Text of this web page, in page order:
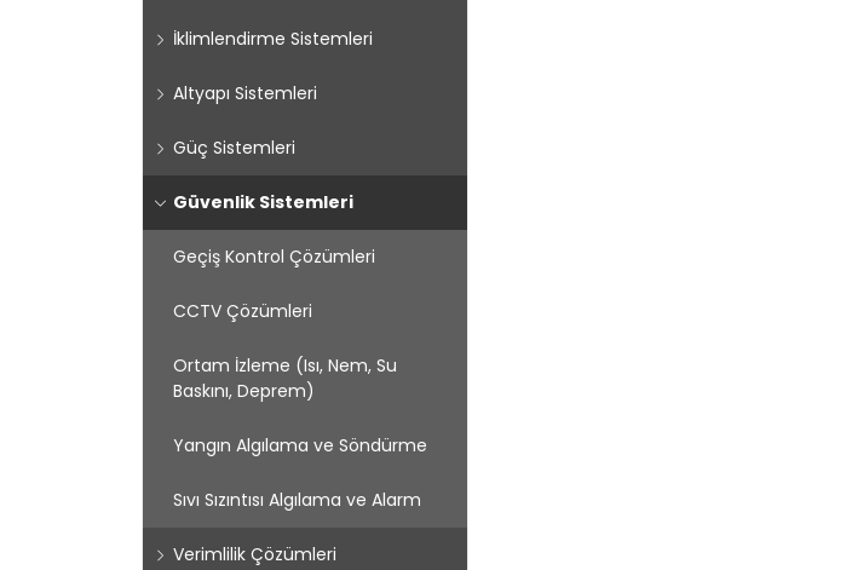
İklimlendirme Sistemleri
Altyapı Sistemleri
Güç Sistemleri
Güvenlik Sistemleri
Geçiş Kontrol Çözümleri
CCTV Çözümleri
Ortam İzleme (Isı, Nem, Su
Baskını, Deprem)
Yangın Algılama ve Söndürme
Sıvı Sızıntısı Algılama ve Alarm
Verimlilik Çözümleri